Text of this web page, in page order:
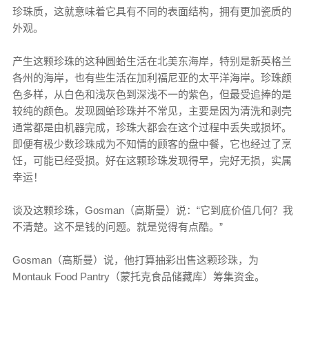
珍珠质，这就意味着它具有不同的表面结构，拥有更加瓷质的
外观。
产生这颗珍珠的这种圆蛤生活在北美东海岸，特别是新英格兰
各州的海岸，也有些生活在加利福尼亚的太平洋海岸。珍珠颜
色多样，从白色和浅灰色到深浅不一的紫色，但最受追捧的是
较纯的颜色。发现圆蛤珍珠并不常见，主要是因为清洗和剥壳
通常都是由机器完成，珍珠大都会在这个过程中丢失或损坏。
即便有极少数珍珠成为不知情的顾客的盘中餐，它也经过了烹
饪，可能已经受损。好在这颗珍珠发现得早，完好无损，实属
幸运！
谈及这颗珍珠，Gosman（高斯曼）说：“它到底价值几何？我
不清楚。这不是钱的问题。就是觉得有点酷。”
Gosman（高斯曼）说，他打算抽彩出售这颗珍珠，为
Montauk Food Pantry（蒙托克食品储藏库）筹集资金。